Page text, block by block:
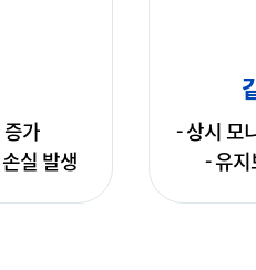
가
실 발생
- 상시 모
- 유